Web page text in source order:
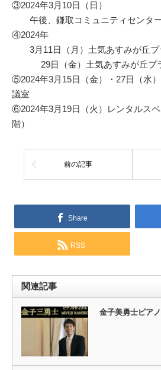
③2024年3月10日（日）
午後、鎌取コミュニティセンタ
④2024年
3月11日（月）土気あすみが丘プ
29日（金）土気あすみが丘プラ
⑤2024年3月15日（金）・27日（水
議室
⑥2024年3月19日（火）レンタルス
階）
前の記事
Share
RSS
関連記事
金子美勇士ピア